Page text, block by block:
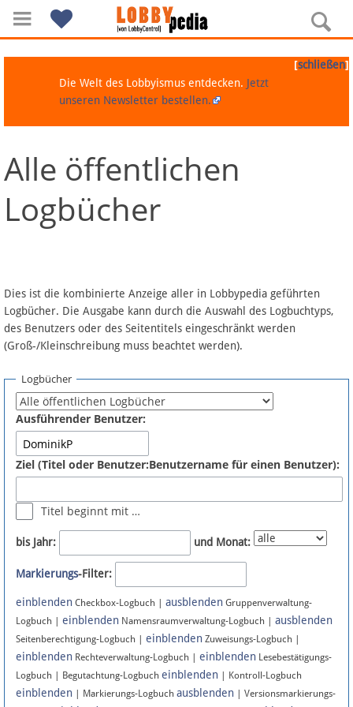
Navigation
Über Lobbypedia
Artikel nach Kategorien
FAQ
Fördermitglied werden
Fehler melden
Newsletter
Bluesky
Facebook
Instagram
Anmelden
[schließen]
Die Welt des Lobbyismus entdecken. Jetzt
unseren Newsletter bestellen.
Alle öffentlichen
Logbücher
Dies ist die kombinierte Anzeige aller in Lobbypedia geführten
Logbücher. Die Ausgabe kann durch die Auswahl des Logbuchtyps,
des Benutzers oder des Seitentitels eingeschränkt werden
(Groß-/Kleinschreibung muss beachtet werden).
Logbücher
Ausführender Benutzer:
Ziel (Titel oder Benutzer:Benutzername für einen Benutzer):
Titel beginnt mit …
bis Jahr: und Monat:
Markierungs-Filter:
einblenden Checkbox-Logbuch | ausblenden Gruppenverwaltung-
Logbuch | einblenden Namensraumverwaltung-Logbuch | ausblenden
Seitenberechtigung-Logbuch | einblenden Zuweisungs-Logbuch |
einblenden Rechteverwaltung-Logbuch | einblenden Lesebestätigungs-
Logbuch | Begutachtung-Logbuch einblenden | Kontroll-Logbuch
einblenden | Markierungs-Logbuch ausblenden | Versionsmarkierungs-